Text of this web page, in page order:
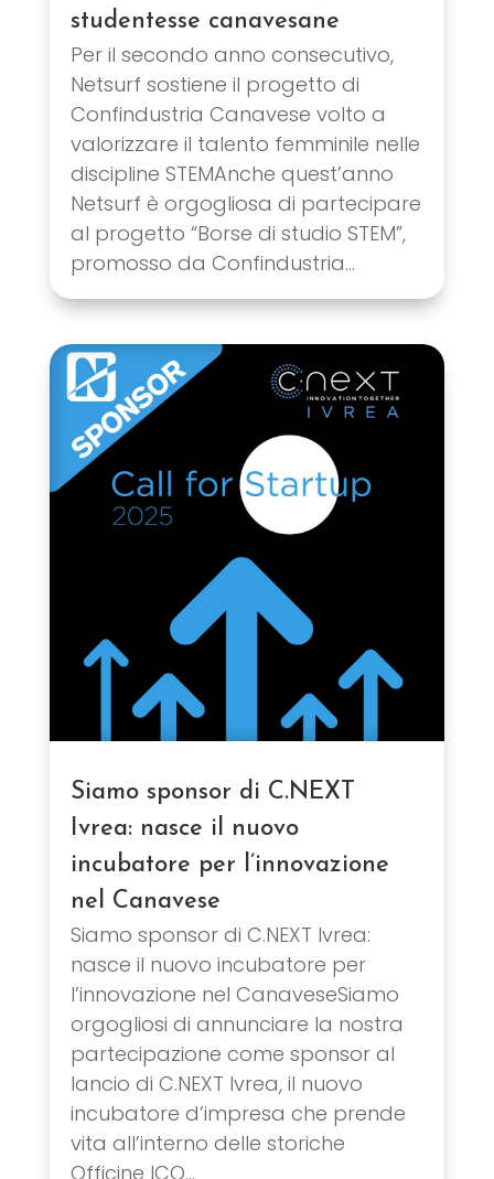
studentesse canavesane
Per il secondo anno consecutivo,
Netsurf sostiene il progetto di
Confindustria Canavese volto a
valorizzare il talento femminile nelle
discipline STEMAnche quest’anno
Netsurf è orgogliosa di partecipare
al progetto “Borse di studio STEM”,
promosso da Confindustria...
Siamo sponsor di C.NEXT
Ivrea: nasce il nuovo
incubatore per l’innovazione
nel Canavese
Siamo sponsor di C.NEXT Ivrea:
nasce il nuovo incubatore per
l’innovazione nel CanaveseSiamo
orgogliosi di annunciare la nostra
partecipazione come sponsor al
lancio di C.NEXT Ivrea, il nuovo
incubatore d’impresa che prende
vita all’interno delle storiche
Officine ICO...